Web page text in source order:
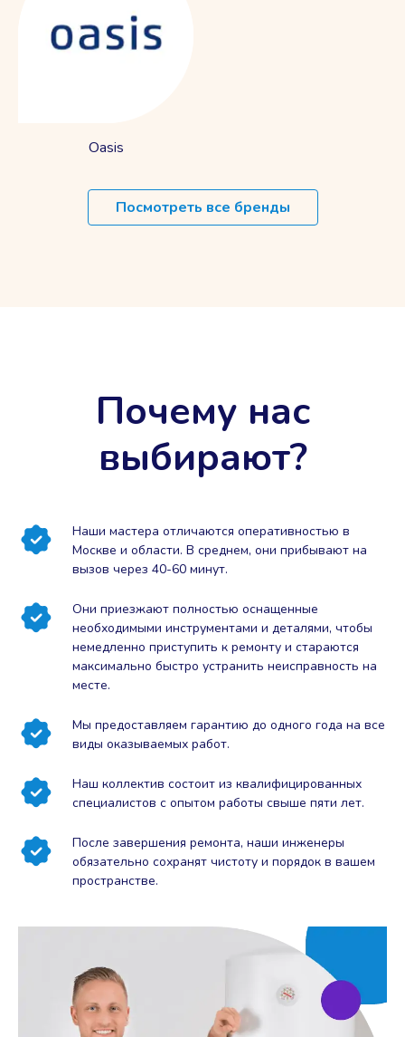
Oasis
Посмотреть все бренды
Почему нас
выбирают?
Наши мастера отличаются оперативностью в
Москве и области. В среднем, они прибывают на
вызов через 40-60 минут.
Они приезжают полностью оснащенные
необходимыми инструментами и деталями, чтобы
немедленно приступить к ремонту и стараются
максимально быстро устранить неисправность на
месте.
Мы предоставляем гарантию до одного года на все
виды оказываемых работ.
Наш коллектив состоит из квалифицированных
специалистов с опытом работы свыше пяти лет.
После завершения ремонта, наши инженеры
обязательно сохранят чистоту и порядок в вашем
пространстве.